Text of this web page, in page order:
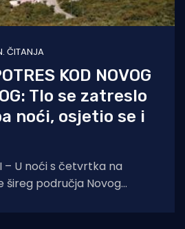
ČITANJA
KOD NOVOG
Tlo se zatreslo
noći, osjetio se i
– U noći s četvrtka na
šireg područja Novog